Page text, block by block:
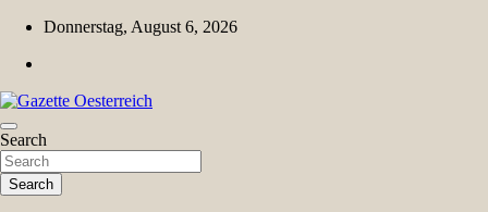
Skip
content
Donnerstag, August 6, 2026
Gazette Oesterreich
Magazin für Freizeit, Politik, Kultur & Wissenschaft
Search
Search